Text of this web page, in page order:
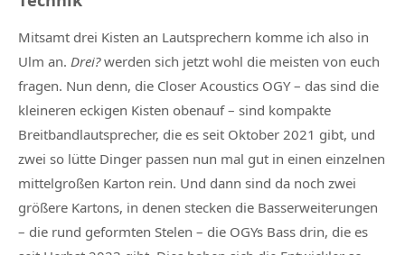
Mitsamt drei Kisten an Lautsprechern komme ich also in
Ulm an. Drei?werden sich jetzt wohl die meisten von euch
fragen. Nun denn, die Closer Acoustics OGY – das sind die
kleineren eckigen Kisten obenauf – sind kompakte
Breitbandlautsprecher, die es seit Oktober 2021 gibt, und
zwei so lütte Dinger passen nun mal gut in einen einzelnen
mittelgroßen Karton rein. Und dann sind da noch zwei
größere Kartons, in denen stecken die Basserweiterungen
– die rund geformten Stelen – die OGYs Bass drin, die es